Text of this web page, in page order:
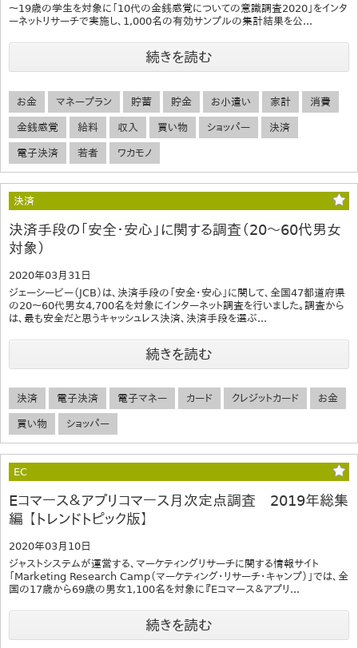
～19歳の学生を対象に「10代の金銭感覚についての意識調査2020」をインタ
ーネットリサーチで実施し、1,000名の有効サンプルの集計結果を公...
続きを読む
お金 マネープラン 貯蓄 貯金 お小遣い 家計 消費
金銭感覚 給料 収入 買い物 ショッパー 決済
電子決済 若者 ワカモノ
決済
決済手段の「安全・安心」に関する調査（20～60代男女
対象）
2020年03月31日
ジェーシービー（JCB）は、決済手段の「安全・安心」に関して、全国47都道府県
の20～60代男女4,700名を対象にインターネット調査を行いました。調査から
は、最も安全だと思うキャッシュレス決済、決済手段を選ぶ...
続きを読む
決済 電子決済 電子マネー カード クレジットカード お金
買い物 ショッパー
EC
Eコマース＆アプリコマース月次定点調査 2019年総集
編 【トレンドトピック版】
2020年03月10日
ジャストシステムが運営する、マーケティングリサーチに関する情報サイト
「Marketing Research Camp（マーケティング・リサーチ・キャンプ）」では、全
国の17歳から69歳の男女1,100名を対象に『Eコマース＆アプリ...
続きを読む